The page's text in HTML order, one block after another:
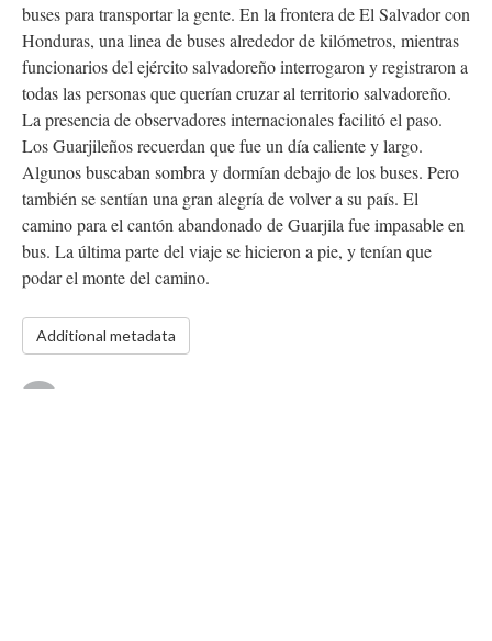
buses para transportar la gente. En la frontera de El Salvador con
Honduras, una linea de buses alrededor de kilómetros, mientras
funcionarios del ejército salvadoreño interrogaron y registraron a
todas las personas que querían cruzar al territorio salvadoreño.
La presencia de observadores internacionales facilitó el paso.
Los Guarjileños recuerdan que fue un día caliente y largo.
Algunos buscaban sombra y dormían debajo de los buses. Pero
también se sentían una gran alegría de volver a su país. El
camino para el cantón abandonado de Guarjila fue impasable en
bus. La última parte del viaje se hicieron a pie, y tenían que
podar el monte del camino.
Additional metadata